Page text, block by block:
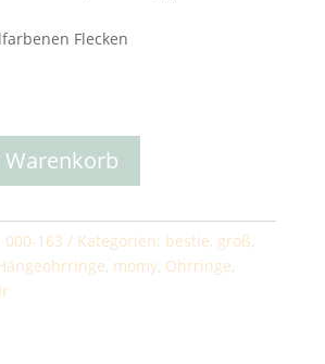
Flecken
Warenkorb
000-163 Kategorien: bestie, groß,
, momy, Ohrringe,